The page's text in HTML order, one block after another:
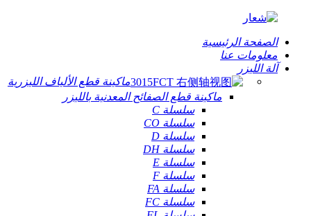
الصفحة الرئيسية
معلومات عنا
آلة الليزر
ماكينة قطع الألياف الليزرية
ماكينة قطع الصفائح المعدنية بالليزر
سلسلة C
سلسلة CO
سلسلة D
سلسلة DH
سلسلة E
سلسلة F
سلسلة FA
سلسلة FC